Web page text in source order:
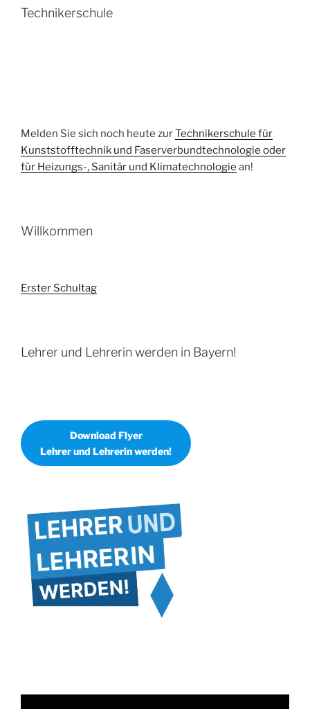
Technikerschule
Melden Sie sich noch heute zurTechnikerschule für
Kunststofftechnik und Faserverbundtechnologie oder
für Heizungs-, Sanitär und Klimatechnologie an!
Willkommen
Erster Schultag
Lehrer und Lehrerin werden in Bayern!
Download Flyer
Lehrer und Lehrerin werden!